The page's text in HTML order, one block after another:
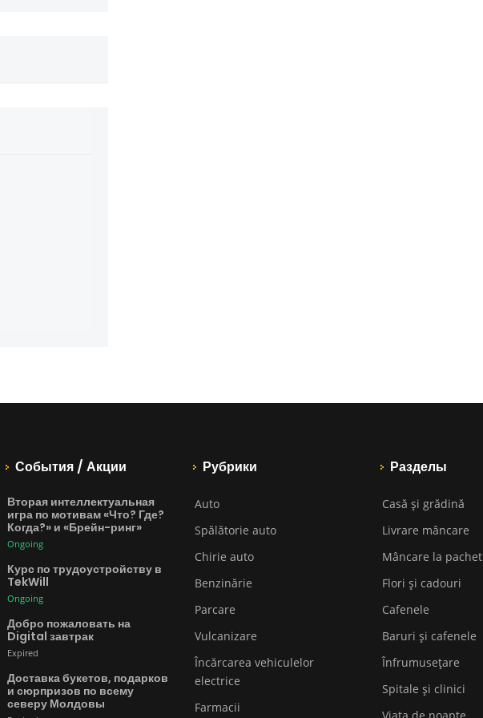
События / Акции
Вторая интеллектуальная
игра по мотивам «Что? Где?
Когда?» и «Брейн-ринг»
Ongoing
Курс по трудоустройству в
TekWill
Ongoing
Добро пожаловать на
Digital завтрак
Expired
Доставка букетов, подарков
и сюрпризов по всему
северу Молдовы
Рубрики
Auto
Spălătorie auto
Chirie auto
Benzinărie
Parcare
Vulcanizare
Încărcarea vehiculelor
electrice
Farmacii
Разделы
Casă și grădină
Livrare mâncare
Mâncare la pachet
Flori și cadouri
Cafenele
Baruri și cafenele
Înfrumusețare
Spitale și clinici